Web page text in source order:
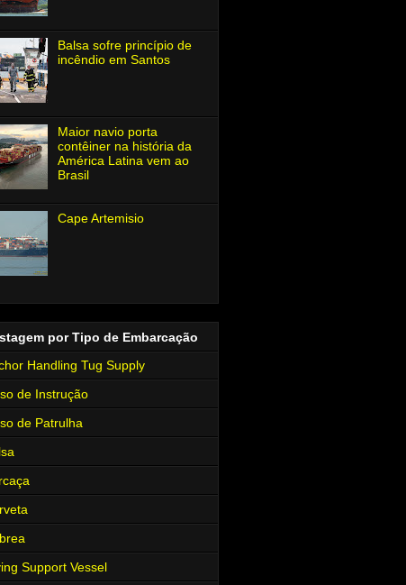
Balsa sofre princípio de
incêndio em Santos
Maior navio porta
contêiner na história da
América Latina vem ao
Brasil
Cape Artemisio
por Tipo de Embarcação
Handling Tug Supply
de Instrução
de Patrulha
Support Vessel